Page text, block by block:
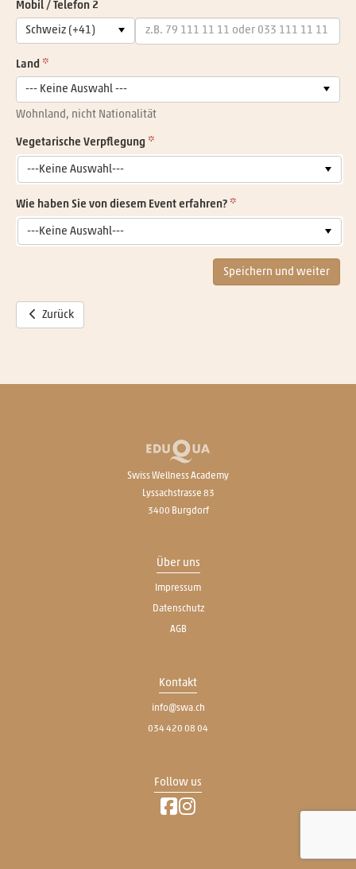
Mobil / Telefon 2
Schweiz (+41)
Land
--- Keine Auswahl ---
Wohnland, nicht Nationalität
Vegetarische Verpflegung
---Keine Auswahl---
Wie haben Sie von diesem Event erfahren?
---Keine Auswahl---
Speichern und weiter
Zurück
Swiss Wellness Academy
Lyssachstrasse 83
3400 Burgdorf
Über uns
Impressum
Datenschutz
AGB
Kontakt
info@swa.ch
034 420 08 04
Follow us